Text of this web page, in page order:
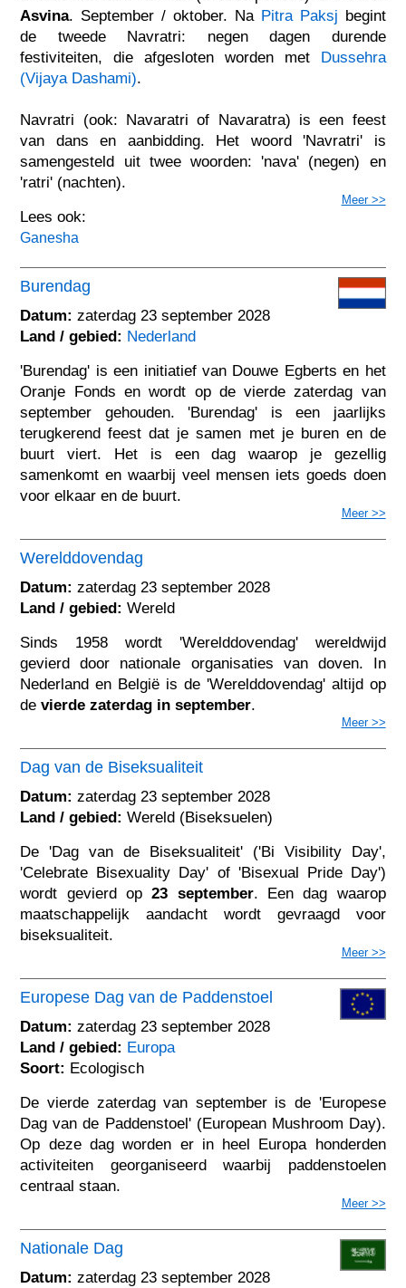
Asvina. September / oktober. Na Pitra Paksj begint
de tweede Navratri: negen dagen durende
festiviteiten, die afgesloten worden met Dussehra
(Vijaya Dashami).
Navratri (ook: Navaratri of Navaratra) is een feest
van dans en aanbidding. Het woord 'Navratri' is
samengesteld uit twee woorden: 'nava' (negen) en
'ratri' (nachten).
Meer >>
Lees ook:
Ganesha
Burendag
Datum: zaterdag 23 september 2028
Land / gebied: Nederland
'Burendag' is een initiatief van Douwe Egberts en het
Oranje Fonds en wordt op de vierde zaterdag van
september gehouden. 'Burendag' is een jaarlijks
terugkerend feest dat je samen met je buren en de
buurt viert. Het is een dag waarop je gezellig
samenkomt en waarbij veel mensen iets goeds doen
voor elkaar en de buurt.
Meer >>
Werelddovendag
Datum: zaterdag 23 september 2028
Land / gebied: Wereld
Sinds 1958 wordt 'Werelddovendag' wereldwijd
gevierd door nationale organisaties van doven. In
Nederland en België is de 'Werelddovendag' altijd op
devierde zaterdag in september.
Meer >>
Dag van de Biseksualiteit
Datum: zaterdag 23 september 2028
Land / gebied: Wereld (Biseksuelen)
De 'Dag van de Biseksualiteit' ('Bi Visibility Day',
'Celebrate Bisexuality Day' of 'Bisexual Pride Day')
wordt gevierd op23 september. Een dag waarop
maatschappelijk aandacht wordt gevraagd voor
biseksualiteit.
Meer >>
Europese Dag van de Paddenstoel
Datum: zaterdag 23 september 2028
Land / gebied: Europa
Soort: Ecologisch
De vierde zaterdag van september is de 'Europese
Dag van de Paddenstoel' (European Mushroom Day).
Op deze dag worden er in heel Europa honderden
activiteiten georganiseerd waarbij paddenstoelen
centraal staan.
Meer >>
Nationale Dag
Datum: zaterdag 23 september 2028